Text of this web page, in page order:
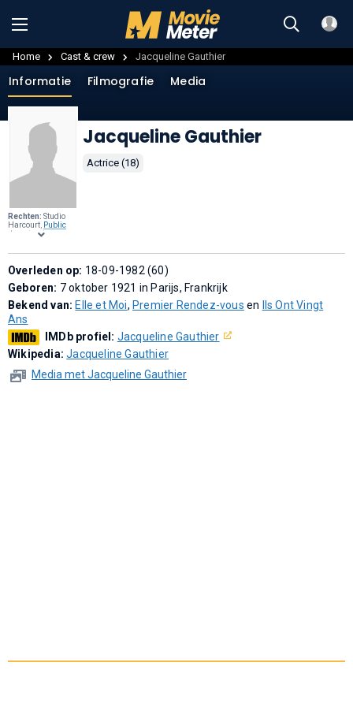
Home Cast & crew Jacqueline Gauthier
Rechten: Studio
Harcourt, Public
domain
, via
Commons.
Informatie Filmografie Media
Jacqueline Gauthier
Actrice (18)
Overleden op: 18-09-1982 (60)
Geboren: 7 oktober 1921 in Parijs, Frankrijk
Bekend van: Elle et Moi, Premier Rendez-vous en
Ils Ont Vingt
Ans
IMDb profiel: Jacqueline Gauthier
Wikipedia:Jacqueline Gauthier
Media met Jacqueline Gauthier